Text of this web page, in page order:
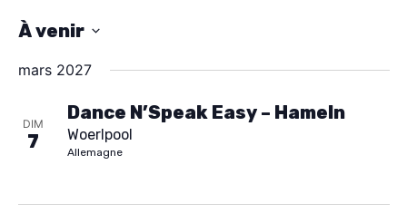
À venir
mars 2027
DIM
7
Dance N’Speak Easy – Hameln
Woerlpool
Allemagne